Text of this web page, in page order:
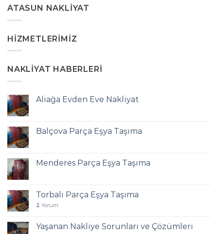
ATASUN NAKLIYAT
HIZMETLERIMIZ
NAKLIYAT HABERLERI
Aliağa Evden Eve Nakliyat
Balçova Parça Eşya Taşıma
Menderes Parça Eşya Taşıma
Torbalı Parça Eşya Taşıma
2 Yorum
Yaşanan Nakliye Sorunları ve Çözümleri